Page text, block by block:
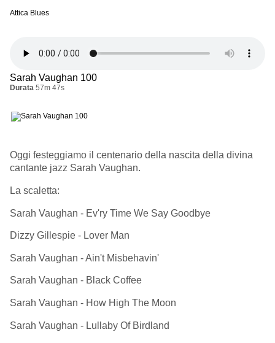
Attica Blues
Sarah Vaughan 100
Durata 57m 47s
Oggi festeggiamo il centenario della nascita della divina
cantante jazz Sarah Vaughan.
La scaletta:
Sarah Vaughan - Ev'ry Time We Say Goodbye
Dizzy Gillespie - Lover Man
Sarah Vaughan - Ain't Misbehavin'
Sarah Vaughan - Black Coffee
Sarah Vaughan - How High The Moon
Sarah Vaughan - Lullaby Of Birdland